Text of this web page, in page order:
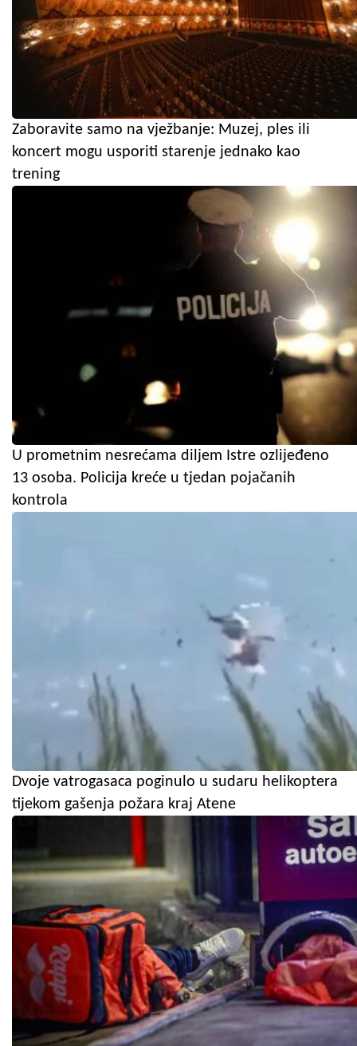
Zaboravite samo na vježbanje: Muzej, ples ili
koncert mogu usporiti starenje jednako kao
trening
U prometnim nesrećama diljem Istre ozlijeđeno
13 osoba. Policija kreće u tjedan pojačanih
kontrola
Dvoje vatrogasaca poginulo u sudaru helikoptera
tijekom gašenja požara kraj Atene